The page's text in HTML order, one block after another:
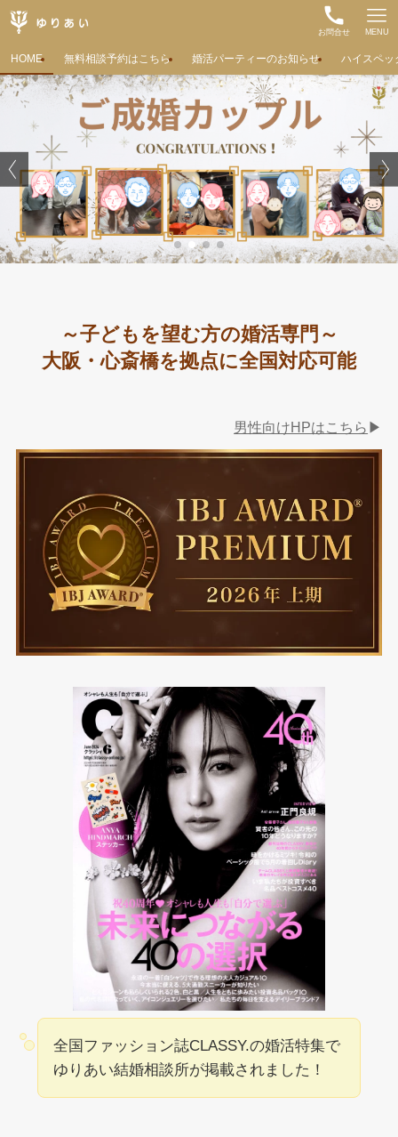
お問合せ MENU
HOME 無料相談予約はこちら 婚活パーティーのお知らせ ハイスペッ
～子どもを望む方の婚活専門～
大阪・心斎橋を拠点に全国対応可能
男性向けHPはこちら ▶
全国ファッション誌CLASSY.の婚活特集で
ゆりあい結婚相談所が掲載されました！